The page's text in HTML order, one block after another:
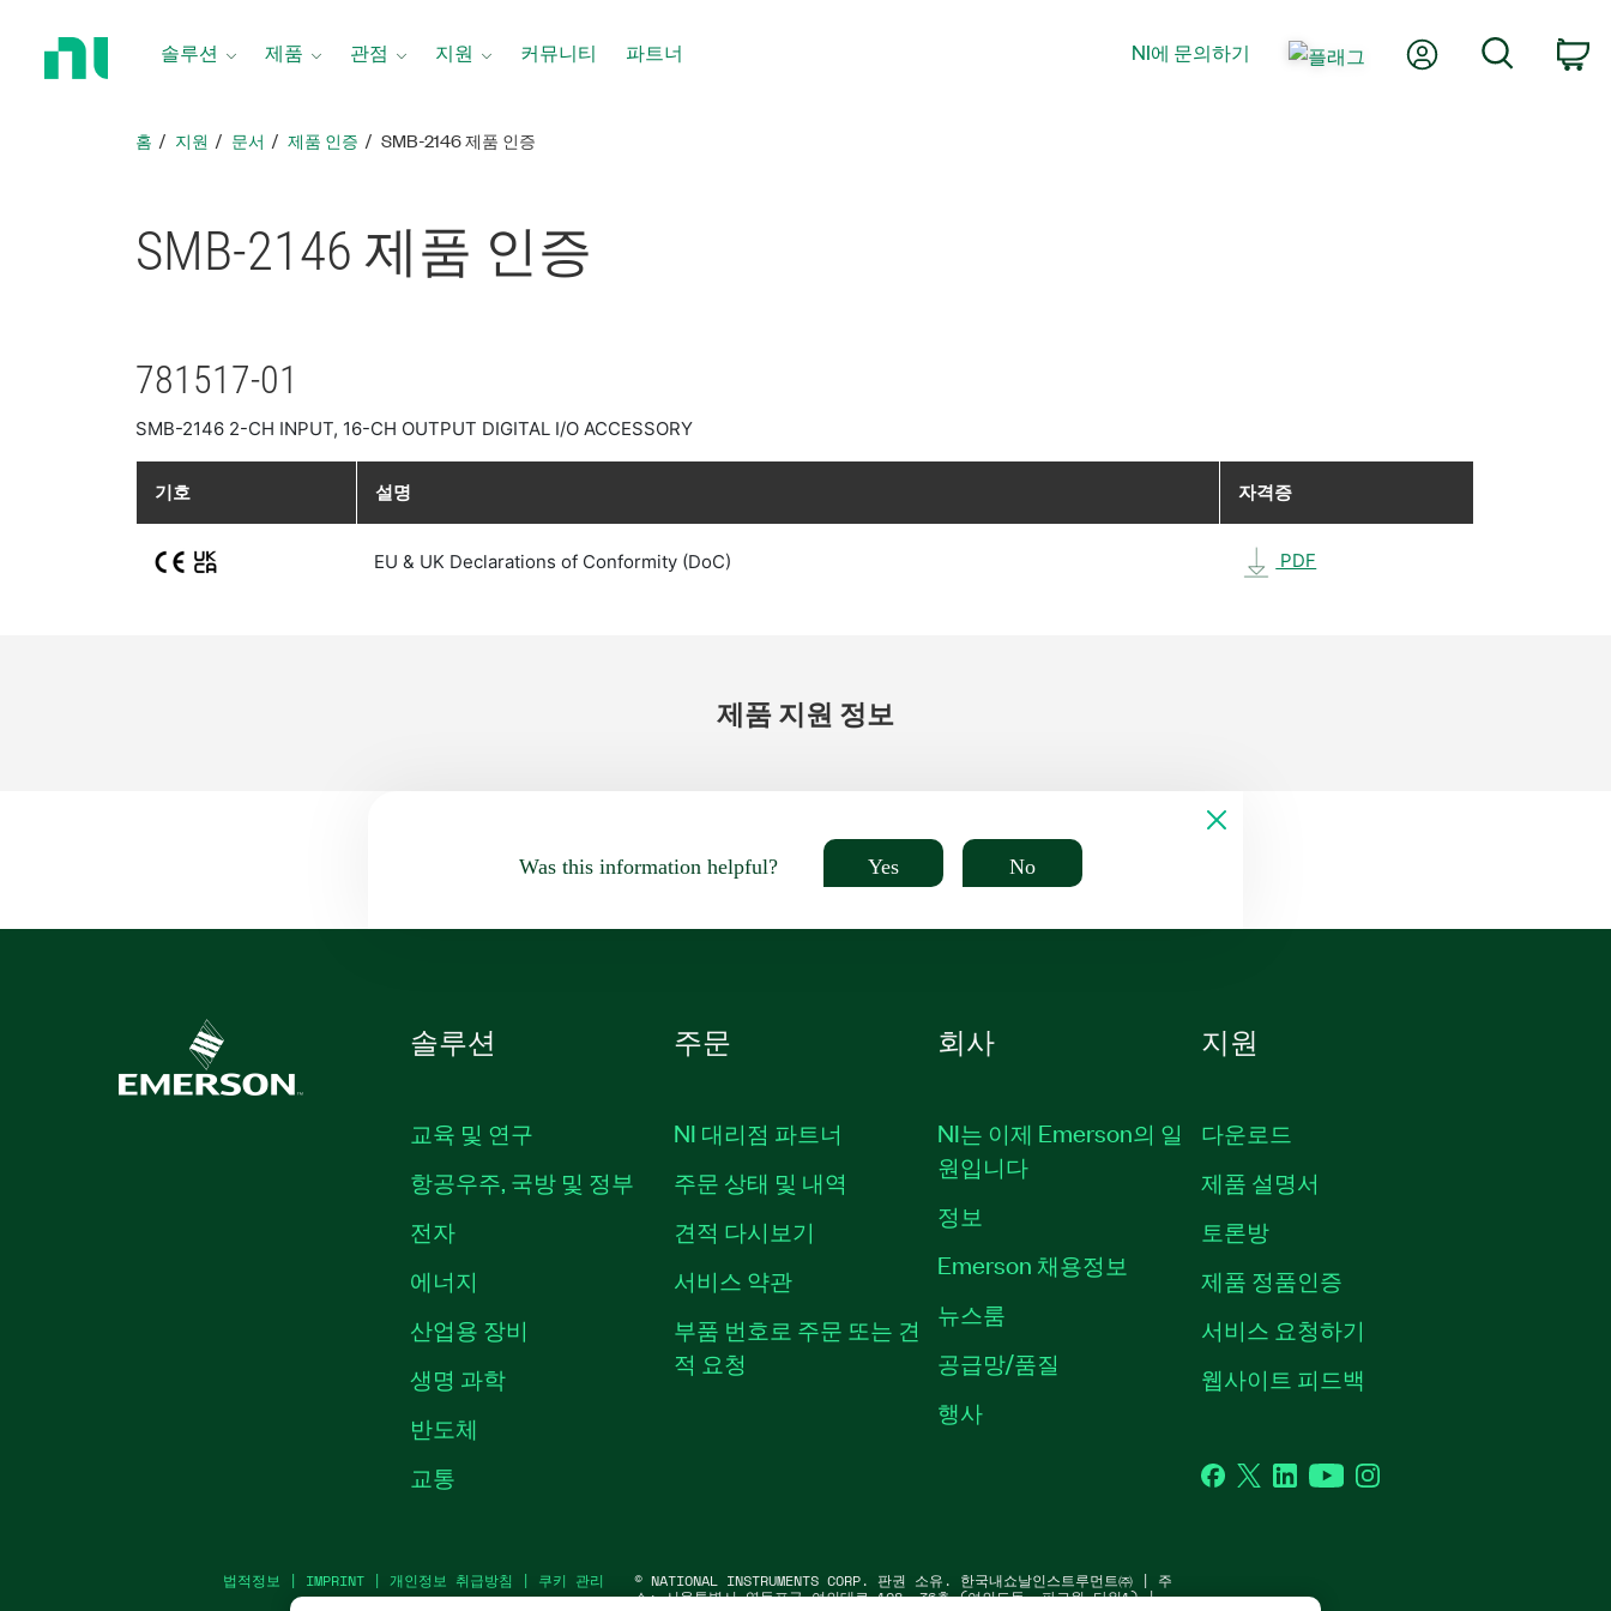
솔루션 제품 관점 지원 커뮤니티 파트너 NI에 문의하기 내 계정
홈 지원 문서 제품 인증 SMB-2146 제품 인증
SMB-2146 제품 인증
781517-01
SMB-2146 2-CH INPUT, 16-CH OUTPUT DIGITAL I/O ACCESSORY
기호 설명 자격증
EU & UK Declarations of Conformity (DoC) PDF
제품 지원 정보
Was this information helpful? Yes No
솔루션
교육 및 연구
항공우주, 국방 및 정부
전자
에너지
산업용 장비
생명 과학
반도체
교통
주문
NI 대리점 파트너
주문 상태 및 내역
견적 다시보기
서비스 약관
부품 번호로 주문 또는 견
적 요청
회사
NI는 이제 Emerson의 일
원입니다
정보
Emerson 채용정보
뉴스룸
공급망/품질
행사
지원
다운로드
제품 설명서
토론방
제품 정품인증
서비스 요청하기
웹사이트 피드백
Facebook
TwitterLinkedInYouTubeInstagram
법적정보 | IMPRINT | 개인정보 취급방침 | 쿠키 관리 © NATIONAL INSTRUMENTS CORP. 판권 소유. 한국내쇼날인스트루먼트㈜ | 주
소: 서울특별시 영등포구 여의대로 108, 36층 (여의도동, 파크원 타워1) |